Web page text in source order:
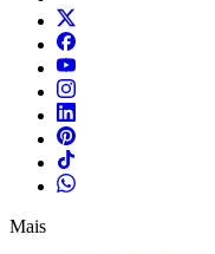
Mais